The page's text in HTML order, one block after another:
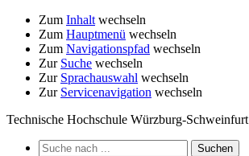
Zum Inhalt wechseln
Zum Hauptmenü wechseln
Zum Navigationspfad wechseln
Zur Suche wechseln
Zur Sprachauswahl wechseln
Zur Servicenavigation wechseln
Technische Hochschule Würzburg-Schweinfurt